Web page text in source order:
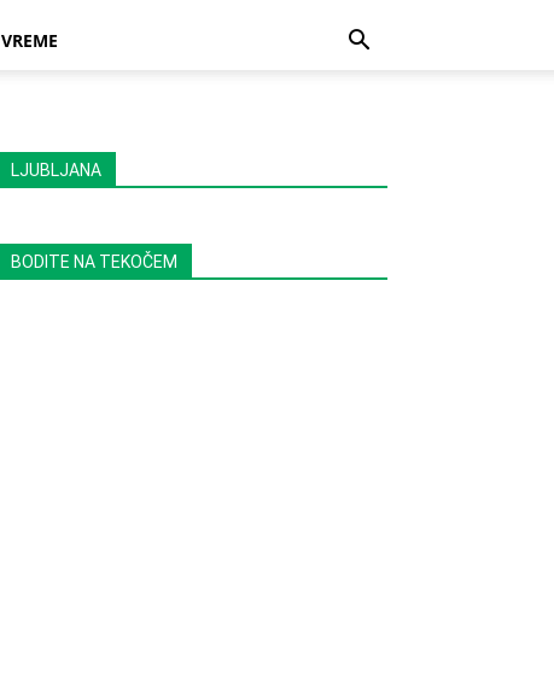
VREME
LJUBLJANA
BODITE NA TEKOČEM